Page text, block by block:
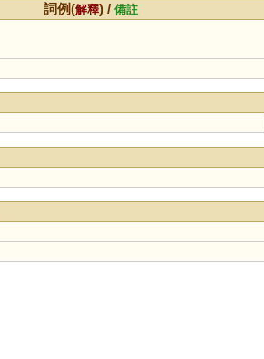
詞例(解釋) /備註